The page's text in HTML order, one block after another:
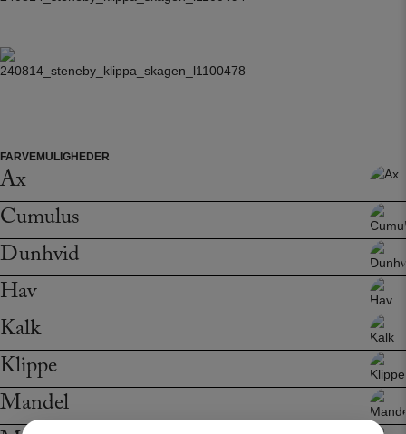
FARVEMULIGHEDER
Ax
Cumulus
Dunhvid
Hav
Kalk
Klippe
Mandel